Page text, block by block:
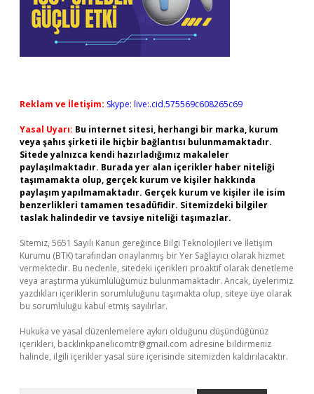
Reklam ve İletişim: Skype: live:.cid.575569c608265c69
Yasal Uyarı: Bu internet sitesi, herhangi bir marka, kurum
veya şahıs şirketi ile hiçbir bağlantısı bulunmamaktadır.
Sitede yalnızca kendi hazırladığımız makaleler
paylaşılmaktadır. Burada yer alan içerikler haber niteliği
taşımamakta olup, gerçek kurum ve kişiler hakkında
paylaşım yapılmamaktadır. Gerçek kurum ve kişiler ile isim
benzerlikleri tamamen tesadüfidir. Sitemizdeki bilgiler
taslak halindedir ve tavsiye niteliği taşımazlar.
Sitemiz, 5651 Sayılı Kanun gereğince Bilgi Teknolojileri ve İletişim
Kurumu (BTK) tarafından onaylanmış bir Yer Sağlayıcı olarak hizmet
vermektedir. Bu nedenle, sitedeki içerikleri proaktif olarak denetleme
veya araştırma yükümlülüğümüz bulunmamaktadır. Ancak, üyelerimiz
yazdıkları içeriklerin sorumluluğunu taşımakta olup, siteye üye olarak
bu sorumluluğu kabul etmiş sayılırlar.
Hukuka ve yasal düzenlemelere aykırı olduğunu düşündüğünüz
içerikleri, backlinkpanelicomtr@gmail.com adresine bildirmeniz
halinde, ilgili içerikler yasal süre içerisinde sitemizden kaldırılacaktır.